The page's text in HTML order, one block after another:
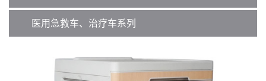
医用急救车、治疗车系列